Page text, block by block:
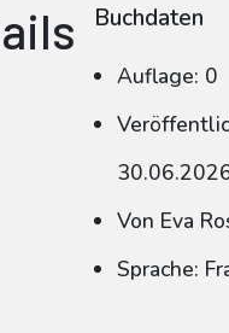
Buchdaten
Auflage: 0
Von Eva
Sprache: